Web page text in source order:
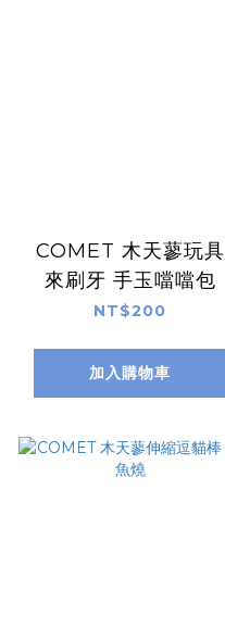
COMET 木天蓼玩具
來刷牙 手玉噹噹包
NT$200
加入購物車